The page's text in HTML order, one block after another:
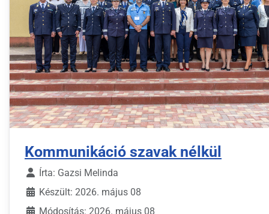
Kommunikáció szavak nélkül
Írta: Gazsi Melinda
Készült: 2026. május 08
Módosítás: 2026. május 08